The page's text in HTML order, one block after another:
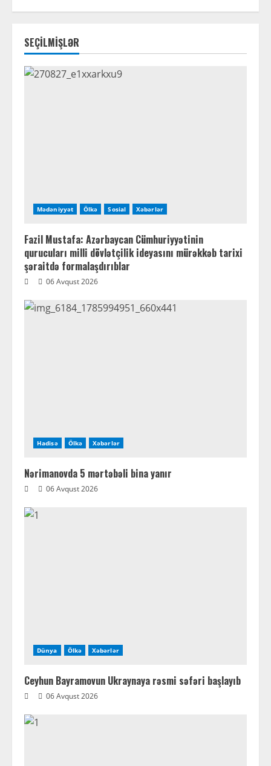
SEÇİLMİŞLƏR
Mədəniyyət Ölkə Sosial Xəbərlər
Fazil Mustafa: Azərbaycan Cümhuriyyətinin
qurucuları milli dövlətçilik ideyasını mürəkkəb tarixi
şəraitdə formalaşdırıblar
06 Avqust 2026
Hadisə Ölkə Xəbərlər
Nərimanovda 5 mərtəbəli bina yanır
06 Avqust 2026
Dünya Ölkə Xəbərlər
Ceyhun Bayramovun Ukraynaya rəsmi səfəri başlayıb
06 Avqust 2026